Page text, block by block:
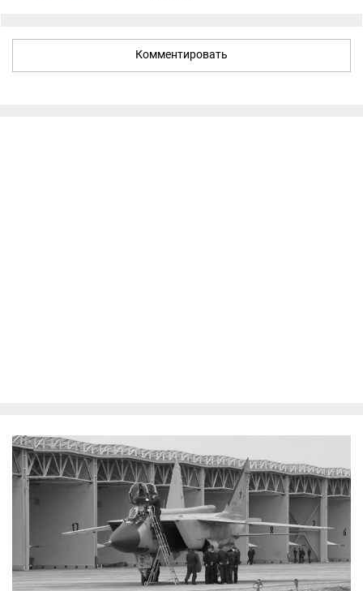
Комментировать